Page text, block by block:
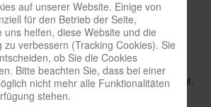
SPIELzu ermöglichen. Welche
verdeutlichen die Verfasser mit einer
jedes der Spiele nur eine Stunde lang
dazu täglich acht Stunden Zeit, bräuchte
Neuheiten auszuprobieren. Zum
als PDF wahlweise in einer Auflösung
das Datenvolumen 30 oder 73 MB beträgt.
auf unserer Website. Einige von
für den Betrieb der Seite,
uns helfen, diese Website und die
zu verbessern (Tracking Cookies). Sie
ob Sie die Cookies
Bitte beachten Sie, dass bei einer
nicht mehr alle Funktionalitäten
stehen.